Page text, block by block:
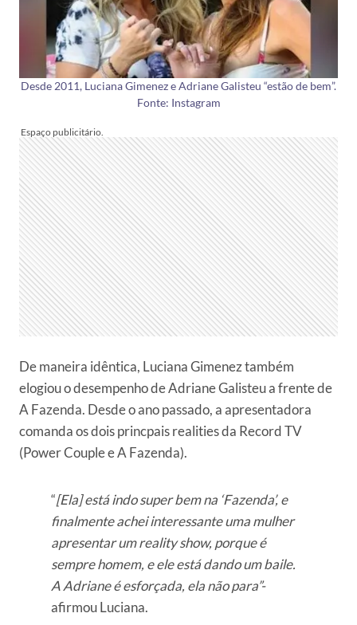
Desde 2011, Luciana Gimenez e Adriane Galisteu “estão de bem”.
Fonte: Instagram
De maneira idêntica, Luciana Gimenez também
elogiou o desempenho de Adriane Galisteu a frente de
A Fazenda. Desde o ano passado, a apresentadora
comanda os dois princpais realities da Record TV
(Power Couple e A Fazenda).
“[Ela] está indo super bem na ‘Fazenda’, e
finalmente achei interessante uma mulher
apresentar um reality show, porque é
sempre homem, e ele está dando um baile.
A Adriane é esforçada, ela não para”-
afirmou Luciana.